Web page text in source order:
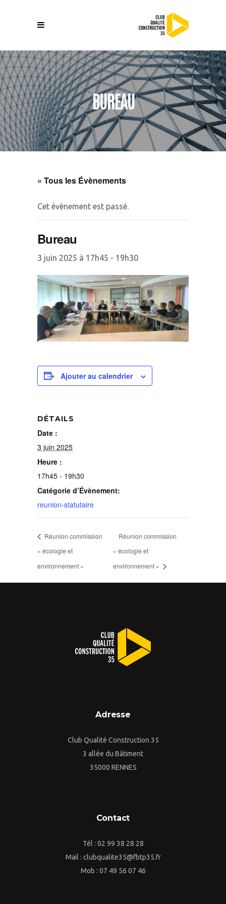
BUREAU
« Tous les Évènements
Cet évènement est passé.
Bureau
3 juin 2025 à 17h45 - 19h30
Ajouter au calendrier
DÉTAILS
Date :
3 juin 2025
Heure :
17h45 - 19h30
Catégorie d’Évènement:
reunion-statutaire
Réunion commission
« écologie et
environnement »
Réunion commission
« écologie et
environnement »
Adresse
Club Qualité Construction 35
3 allée du Bâtiment
35000 RENNES
Contact
Tél : 02 99 38 28 28
Mail : clubqualite35@fbtp35.fr
Mob : 07 49 56 07 46